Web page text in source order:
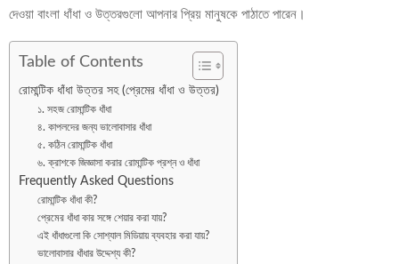
দেওয়া বাংলা ধাঁধা ও উত্তরগুলো আপনার প্রিয় মানুষকে পাঠাতে পারেন।
Table of Contents
রোমান্টিক ধাঁধা উত্তর সহ (প্রেমের ধাঁধা ও উত্তর)
১. সহজ রোমান্টিক ধাঁধা
৪. কাপলদের জন্য ভালোবাসার ধাঁধা
৫. কঠিন রোমান্টিক ধাঁধা
৬. ক্রাশকে জিজ্ঞাসা করার রোমান্টিক প্রশ্ন ও ধাঁধা
Frequently Asked Questions
রোমান্টিক ধাঁধা কী?
প্রেমের ধাঁধা কার সঙ্গে শেয়ার করা যায়?
এই ধাঁধাগুলো কি সোশ্যাল মিডিয়ায় ব্যবহার করা যায়?
ভালোবাসার ধাঁধার উদ্দেশ্য কী?